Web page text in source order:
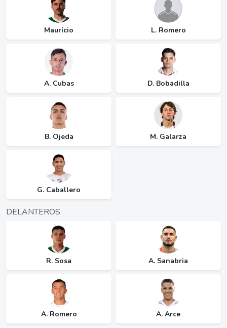
Maurício L. Romero
A. Cubas D. Bobadilla
B. Ojeda M. Galarza
G. Caballero
DELANTEROS
R. Sosa A. Sanabria
A. Romero A. Arce